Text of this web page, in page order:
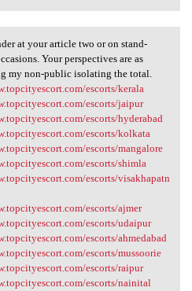
at your
at your article two or on stand-
Your perspectives are as
my non-public isolating the total.
escorts/kerala
escorts/jaipur
escorts/hyderabad
escorts/kolkata
escorts/mangalore
escorts/shimla
escorts/visakhapatn
escorts/ajmer
escorts/udaipur
escorts/ahmedabad
escorts/mussoorie
escorts/raipur
escorts/nainital